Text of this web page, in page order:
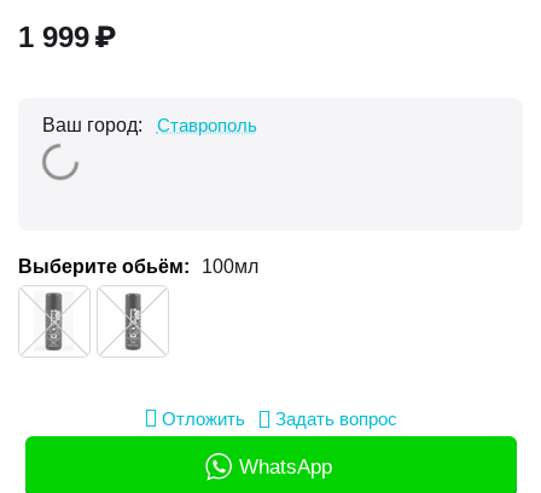
1 999₽
Ваш город: Ставрополь
Выберите обьём: 100мл
Отложить Задать вопрос
WhatsApp